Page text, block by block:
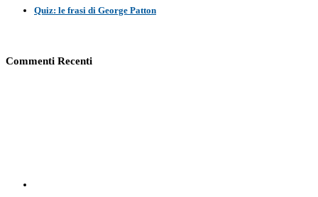
Quiz: le frasi di George Patton
Commenti Recenti